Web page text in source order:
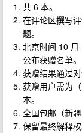
共 6 本。
在评论区撰写
题。
北京时间 10
公布获赠名单。
获赠结果通过
获赠用户需为
本。
全国包邮（新
保留最终解释权